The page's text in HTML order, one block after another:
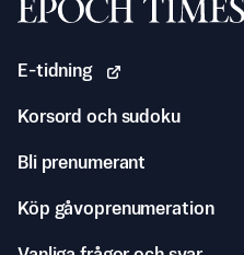
Svenska Epoch Times
E-tidning
Korsord och sudoku
Bli prenumerant
Köp gåvoprenumeration